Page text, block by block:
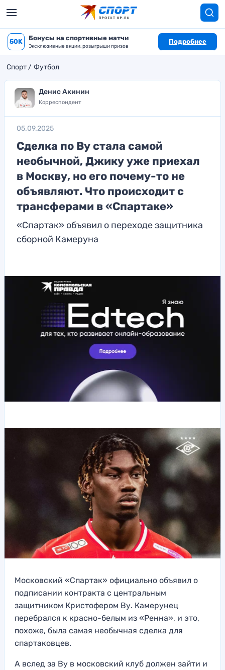
50K Бонусы на спортивные матчи
Эксклюзивные акции, розыгрыши призов
Подробнее
Спорт Футбол
Денис Акинин
Корреспондент
05.09.2025
Сделка по Ву стала самой
необычной, Джику уже приехал
в Москву, но его почему-то не
объявляют. Что происходит с
трансферами в «Спартаке»
«Спартак» объявил о переходе защитника
сборной Камеруна
Московский «Спартак» официально объявил о
подписании контракта с центральным
защитником Кристофером Ву. Камерунец
перебрался к красно-белым из «Ренна», и это,
похоже, была самая необычная сделка для
спартаковцев.
А вслед за Ву в московский клуб должен зайти и